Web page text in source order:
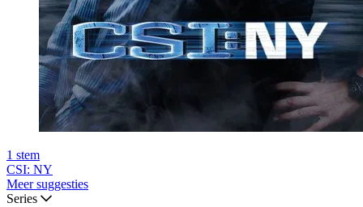
1 stem
CSI: NY
Meer suggesties
Series